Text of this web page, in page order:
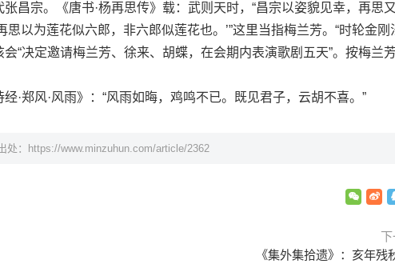
宗。《唐书·杨再思传》载：武则天时，“昌宗以姿貌见幸，再思
思以为莲花似六郎，非六郎似莲花也。’”这里当指梅兰芳。“时轮金刚
“决定邀请梅兰芳、徐来、胡蝶，在会期内表演歌剧五天”。按梅兰
郑风·风雨》：“风雨如晦，鸡鸣不已。既见君子，云胡不喜。”
： https://www.minzuhun.com/article/2362
《集外集拾遗》：亥年残